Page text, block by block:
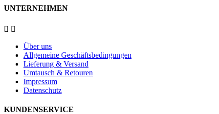
UNTERNEHMEN
 
Über uns
Allgemeine Geschäftsbedingungen
Lieferung & Versand
Umtausch & Retouren
Impressum
Datenschutz
KUNDENSERVICE